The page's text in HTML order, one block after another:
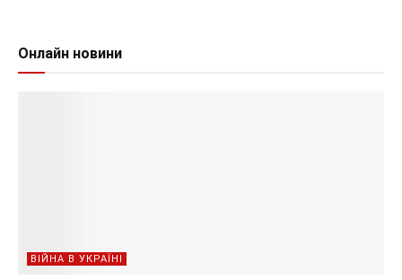
Онлайн новини
ВІЙНА В УКРАЇНІ